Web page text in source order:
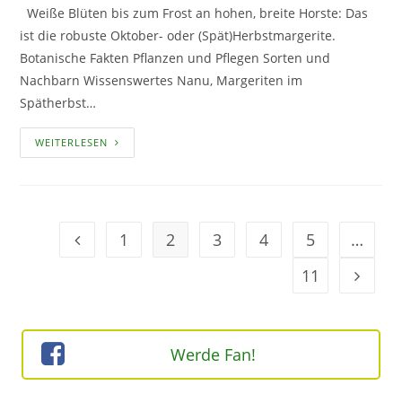
Weiße Blüten bis zum Frost an hohen, breite Horste: Das
ist die robuste Oktober- oder (Spät)Herbstmargerite.
Botanische Fakten Pflanzen und Pflegen Sorten und
Nachbarn Wissenswertes Nanu, Margeriten im
Spätherbst…
WEITERLESEN OKTOBER-
ODER
Geh zur Option
1 2 3 4 5
…
11
Geh
Werde Fan!